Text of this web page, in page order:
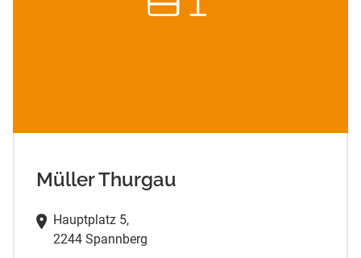
Müller Thurgau
Hauptplatz 5,
2244 Spannberg